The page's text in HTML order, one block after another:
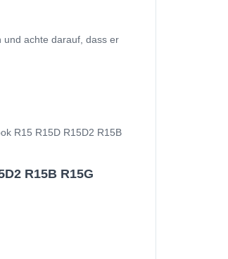
und achte darauf, dass er
R15 R15D R15D2 R15B
R15B R15G